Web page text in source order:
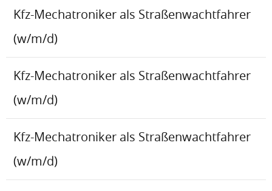
Kfz-Mechatroniker als Straßenwachtfahrer
(w/m/d)
Kfz-Mechatroniker als Straßenwachtfahrer
(w/m/d)
Kfz-Mechatroniker als Straßenwachtfahrer
(w/m/d)